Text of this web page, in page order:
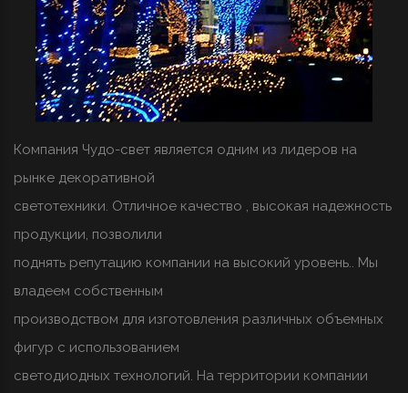
Компания Чудо-свет является одним из лидеров на
рынке декоративной
светотехники. Отличное качество , высокая надежность
продукции, позволили
поднять репутацию компании на высокий уровень.. Мы
владеем собственным
производством для изготовления различных объемных
фигур с использованием
светодиодных технологий. На территории компании